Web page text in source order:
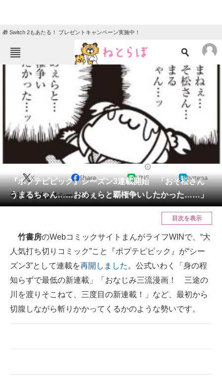
🎁 Switch 2もあたる！ プレゼントキャンペーン実施中！
ねとらぼメニュー
ニュース
エンタメ クイズ
地域
住まい 教育・育児
リサーチ
会員記事
メディア
スマホと通信の最新トレンド
進化するPCとデバイスの未来
好きが集まる 比べて選べる
AI活用のいまが分かる
『ポプテピピック』シーズン3連載開始 「おそ松さん
うまるちゃん……おめぇらと覇権争いしたかった……」
X Share LINE hatena
号泣から始まるシーズン3。
目次を表示
竹書房のWebコミックサイトまんがライフWINで、“大
人気打ち切りコミック”こと『ポプテピピック』が“シー
ズン3”として連載を再開しました 。公式いわく「身の程
知らずで最低の新連載」「おなじみ三流漫画！ 三途の
川を渡りそこねて、三度目の新連載！」など、最初から
切腹しながら斬りかかってくるかのような勢いです。